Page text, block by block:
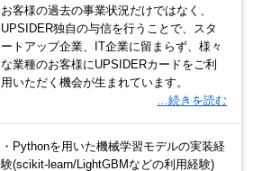
お客様の過去の事業状況だけではなく、
UPSIDER独自の与信を行うことで、スタ
ートアップ企業、IT企業に留まらず、様々
な業種のお客様にUPSIDERカードをご利
用いただく機会が生まれています。
…続きを読む
・Pythonを用いた機械学習モデルの実装経
験(scikit-learn/LightGBMなどの利用経験)